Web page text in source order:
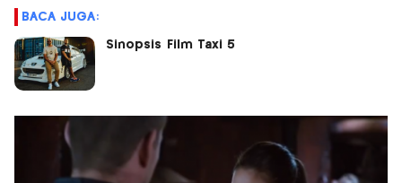
BACA JUGA:
Sinopsis Film Taxi 5